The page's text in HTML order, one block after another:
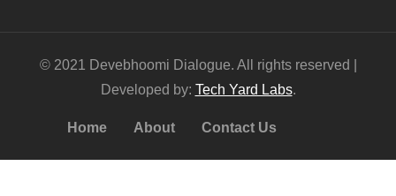
© 2021 Devebhoomi Dialogue. All rights reserved |
Developed by: Tech Yard Labs.
Home About Contact Us